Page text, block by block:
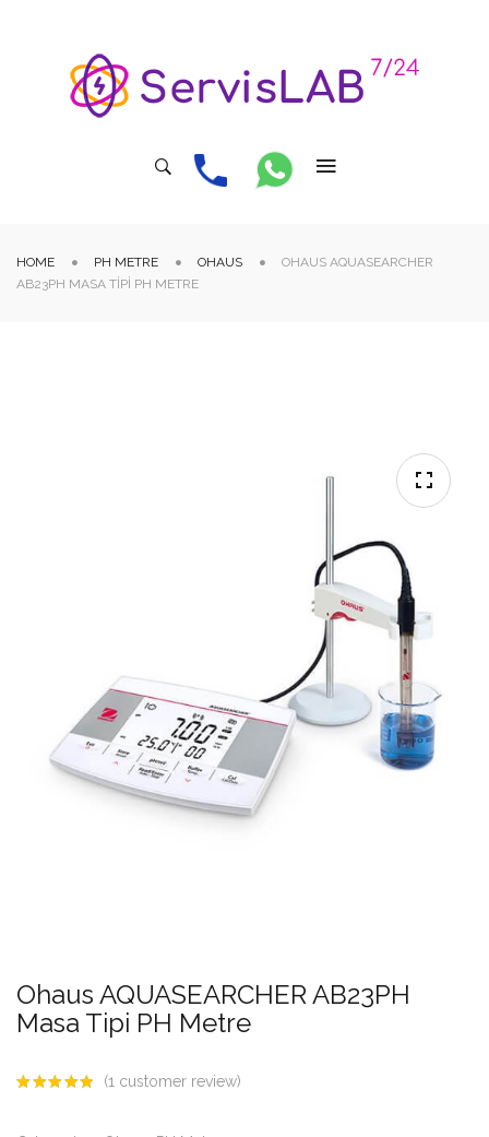
HOME PH METRE OHAUS
OHAUS AQUASEARCHER
AB23PH MASA TIPI PH METRE
Ohaus AQUASEARCHER AB23PH
Masa Tipi PH Metre
(1 customer review)